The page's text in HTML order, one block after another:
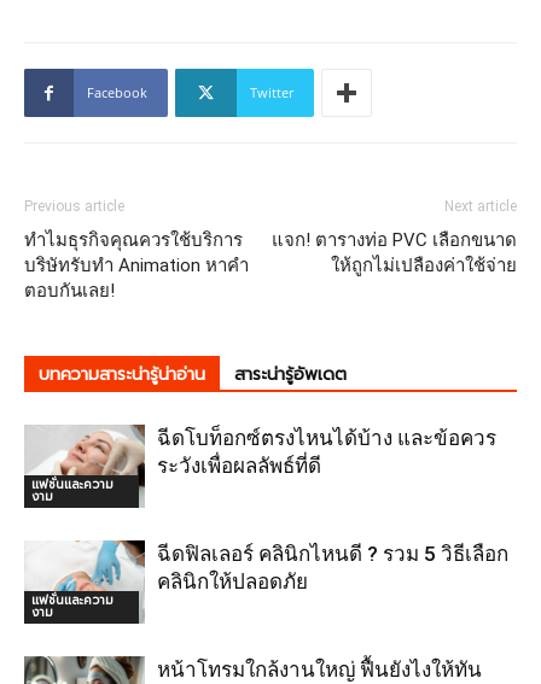
Facebook Twitter
Previous article
ทำไมธุรกิจคุณควรใช้บริการ
บริษัทรับทำ Animation หาคำ
ตอบกันเลย!
Next article
แจก! ตารางท่อ PVC เลือกขนาด
ให้ถูกไม่เปลืองค่าใช้จ่าย
บทความสาระน่ารู้น่าอ่าน สาระน่ารู้อัพเดต
แฟชั่นและความ
งาม
ฉีดโบท็อกซ์ตรงไหนได้บ้าง และข้อควร
ระวังเพื่อผลลัพธ์ที่ดี
แฟชั่นและความ
งาม
ฉีดฟิลเลอร์ คลินิกไหนดี ? รวม 5 วิธีเลือก
คลินิกให้ปลอดภัย
หน้าโทรมใกล้งานใหญ่ ฟื้นยังไงให้ทัน